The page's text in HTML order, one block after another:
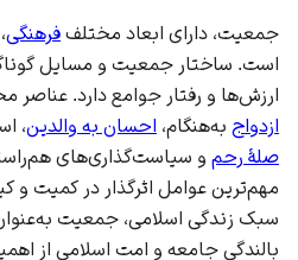
جمعیت، دارای ابعاد مختلف فرهنگی
است. ساختار جمعیت و مسایل
ارزش‌ها و رفتار جوامع دارد.
ازدواج به‌هنگام، احسان به والدین،
صلۀ رحم و سیاست‌گذاری‌های
مهم‌ترین عوامل اثرگذار در کمیت
سبک زندگی اسلامی، جمعیت
بالندگی جامعه و امت اسلامی از